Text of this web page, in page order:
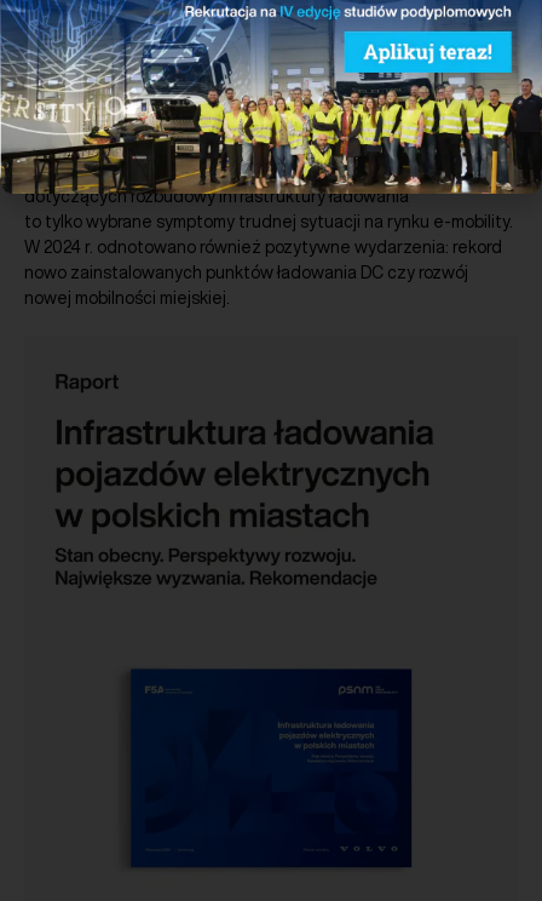
Pobierz
Przygotowane przez PSNM podsumowanie roku 2024 w polskim
sektorze nowej mobilności. Rok 2024 był bardzo trudny dla
zrównoważonego transportu. Pierwszy w historii spadek
rejestracji nowych samochodów elektrycznych rok do roku
oraz niski stopień wypełnienia unijnych wymogów (AFIR)
dotyczących rozbudowy infrastruktury ładowania
to tylko wybrane symptomy trudnej sytuacji na rynku e-mobility.
W 2024 r. odnotowano również pozytywne wydarzenia: rekord
nowo zainstalowanych punktów ładowania DC czy rozwój
nowej mobilności miejskiej.